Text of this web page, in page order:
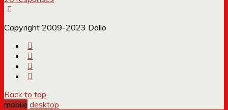
Copyright 2009-2023 Dollo
Back to top
mobile desktop